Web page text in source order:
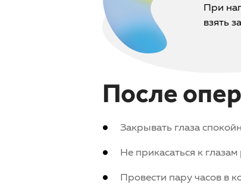
При
взять
После
Закрывать глаза
Не прикасаться к
Провести пару часов в